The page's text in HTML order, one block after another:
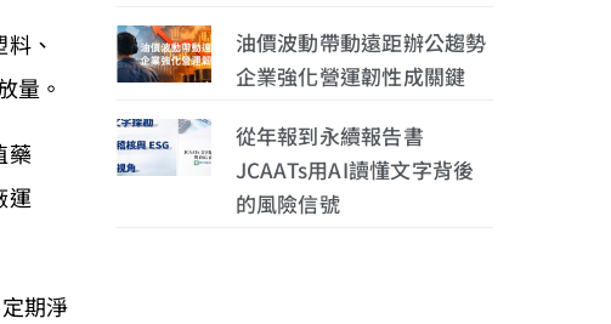
、
量。
藥
運
期淨
油價波動帶動遠距辦公趨勢
企業強化營運韌性成關鍵
從年報到永續報告書
JCAATs用AI讀懂文字背後
的風險信號